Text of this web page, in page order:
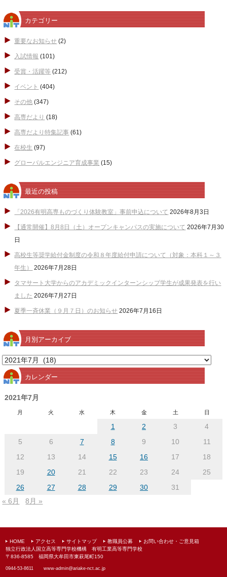
カテゴリー
重要なお知らせ (2)
入試情報 (101)
受賞・活躍等 (212)
イベント (404)
その他 (347)
高専だより (18)
高専だより特集記事 (61)
在校生 (97)
グローバルエンジニア育成事業 (15)
最近の投稿
「2026有明高専ものづくり体験教室」事前申込について 2026年8月3日
【通常開催】8月8日（土）オープンキャンパスの実施について 2026年7月30
日
高校生等奨学給付金制度の令和８年度給付申請について（対象：本科１～３
年生）
2026年7月28日
タマサート大学からのアカデミックインターンシップ学生が成果発表を行い
ました 2026年7月27日
夏季一斉休業（９月７日）のお知らせ 2026年7月16日
月別アーカイブ
月
別
ア
ー
カレンダー
2021年7月
月 火 水 木 金 土 日
1 2 3
4
5
6 7 8 9 10
11
12
13 14 15 16 17
18
19
20 21 22 23 24
25
26
27 28 29 30
31
« 6月
8月 »
HOME アクセス サイトマップ 教職員公募
お問い合わせ・ご意見箱
独立行政法人国立高等専門学校機構 有明工業高等専門学校
〒836-8585 福岡県大牟田市東萩尾町150
0944-53-8611 www-admin@ariake-nct.ac.jp